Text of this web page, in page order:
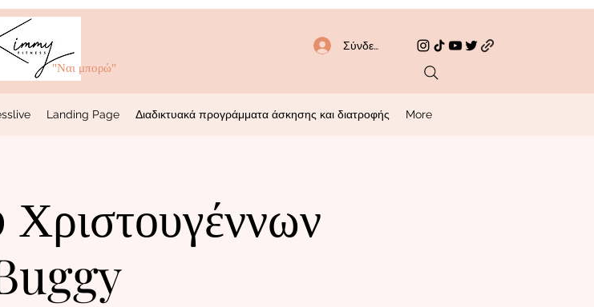
"Ναι μπορώ"
Σύνδεση
Landing Page Διαδικτυακά προγράμματα άσκησης και διατροφής More